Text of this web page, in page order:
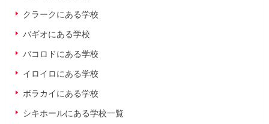
クラークにある学校
バギオにある学校
バコロドにある学校
イロイロにある学校
ボラカイにある学校
シキホールにある学校一覧